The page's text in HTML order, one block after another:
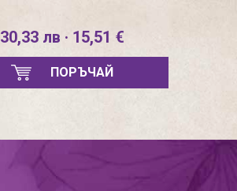
30,33 лв · 15,51 €
ПОРЪЧАЙ